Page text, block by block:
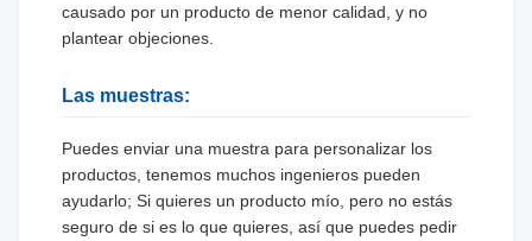
causado por un producto de menor calidad, y no
plantear objeciones.
Las muestras:
Puedes enviar una muestra para personalizar los
productos, tenemos muchos ingenieros pueden
ayudarlo; Si quieres un producto mío, pero no estás
seguro de si es lo que quieres, así que puedes pedir